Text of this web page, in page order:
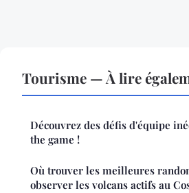
Tourisme — À lire
Découvrez des défis d'équipe
the game !
Où trouver les meilleures
observer les volcans actifs au